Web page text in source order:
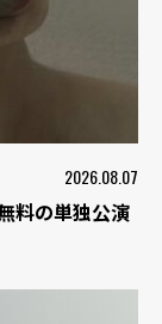
2026.08.07
料の単独公演